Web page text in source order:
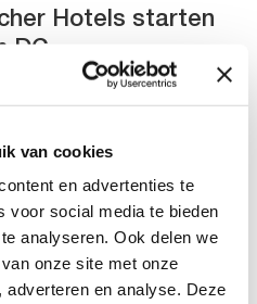
van cookies
en advertenties te
voor social media te bieden
analyseren. Ook delen we
onze site met onze
en analyse. Deze
Hotels starten
DC-
AVIA VOLT en...